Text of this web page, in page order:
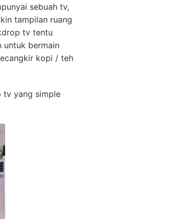
sebuah tv,
tampilan ruang
tv tentu
untuk bermain
kopi / teh
tv yang simple